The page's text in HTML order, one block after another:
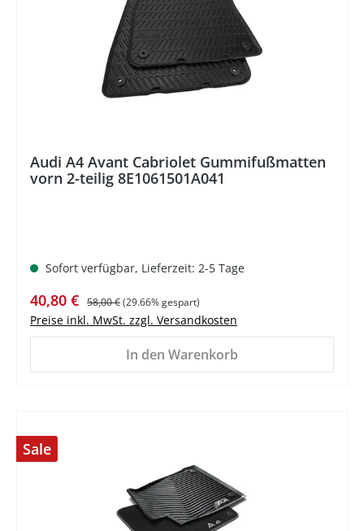
Audi A4 Avant Cabriolet Gummifußmatten
vorn 2-teilig 8E1061501A041
Sofort verfügbar, Lieferzeit: 2-5 Tage
Verkaufspreis:
40,80 € Regulärer Preis:
58,00 €(29.66% gespart)
Preise inkl. MwSt. zzgl. Versandkosten
In den Warenkorb
Sale